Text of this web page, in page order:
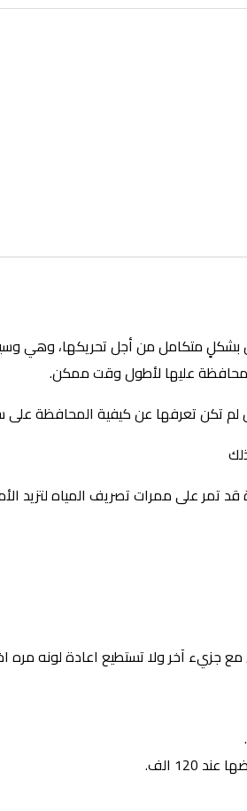
بشكلٍ متكامل من أجل تحريكها، وهي
عليها لأطول وقت ممكن.
لم تكن تعرفها عن كيفية المحافظة على
تمر على ممرات تصريف المياه لتزيد
جزيء آخر ولا تستطيع اعادة لونه مره